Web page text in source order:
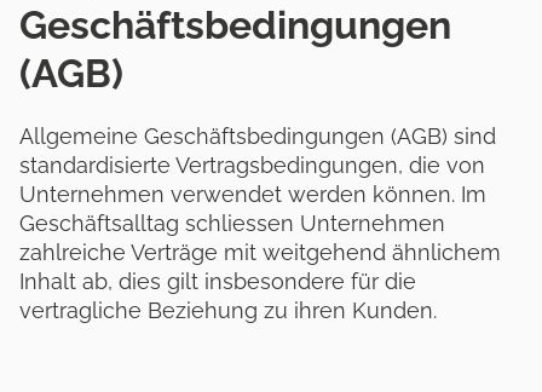
Geschäftsbedingungen
(AGB)
Allgemeine Geschäftsbedingungen (AGB) sind
standardisierte Vertragsbedingungen, die von
Unternehmen verwendet werden können. Im
Geschäftsalltag schliessen Unternehmen
zahlreiche Verträge mit weitgehend ähnlichem
Inhalt ab, dies gilt insbesondere für die
vertragliche Beziehung zu ihren Kunden.